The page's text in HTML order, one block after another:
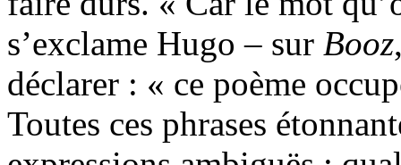
s’exclame Hugo – sur Booz
déclarer : « ce poème
Toutes ces phrases